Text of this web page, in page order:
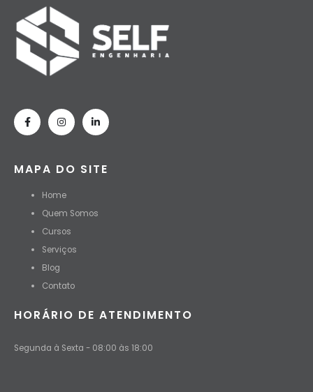
MAPA DO SITE
Home
Quem Somos
Cursos
Serviços
Blog
Contato
HORÁRIO DE ATENDIMENTO
Segunda à Sexta - 08:00 às 18:00